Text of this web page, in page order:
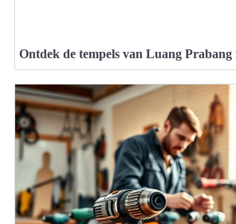
Ontdek de tempels van Luang Prabang